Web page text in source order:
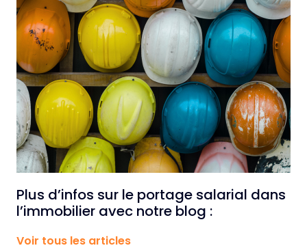
Plus d’infos sur le portage salarial dans
l’immobilier avec notre blog :
Voir tous les articles